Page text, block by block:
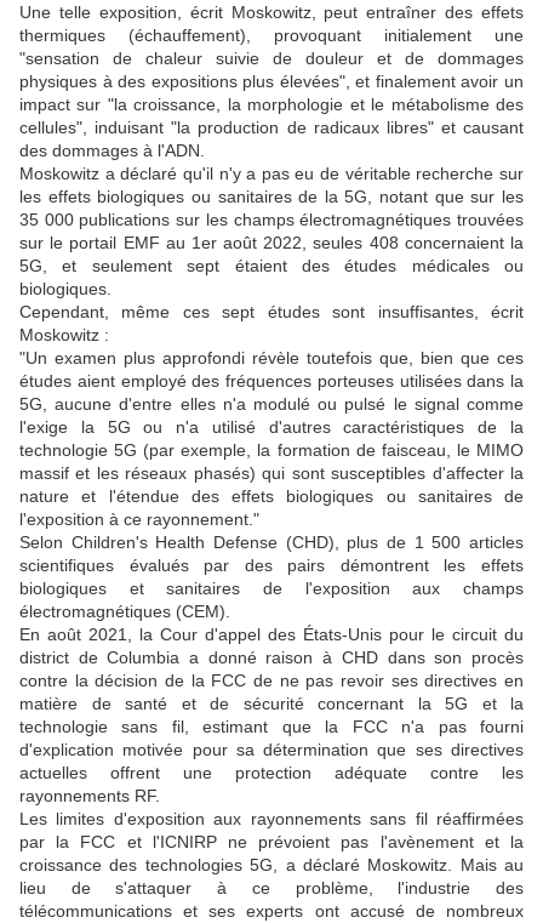
Une telle exposition, écrit Moskowitz, peut entraîner des effets
thermiques (échauffement), provoquant initialement une
"sensation de chaleur suivie de douleur et de dommages
physiques à des expositions plus élevées", et finalement avoir un
impact sur "la croissance, la morphologie et le métabolisme des
cellules", induisant "la production de radicaux libres" et causant
des dommages à l'ADN.
Moskowitz a déclaré qu'il n'y a pas eu de véritable recherche sur
les effets biologiques ou sanitaires de la 5G, notant que sur les
35 000 publications sur les champs électromagnétiques trouvées
sur le portail EMF au 1er août 2022, seules 408 concernaient la
5G, et seulement sept étaient des études médicales ou
biologiques.
Cependant, même ces sept études sont insuffisantes, écrit
Moskowitz :
"Un examen plus approfondi révèle toutefois que, bien que ces
études aient employé des fréquences porteuses utilisées dans la
5G, aucune d'entre elles n'a modulé ou pulsé le signal comme
l'exige la 5G ou n'a utilisé d'autres caractéristiques de la
technologie 5G (par exemple, la formation de faisceau, le MIMO
massif et les réseaux phasés) qui sont susceptibles d'affecter la
nature et l'étendue des effets biologiques ou sanitaires de
l'exposition à ce rayonnement."
Selon Children's Health Defense (CHD), plus de 1 500 articles
scientifiques évalués par des pairs démontrent les effets
biologiques et sanitaires de l'exposition aux champs
électromagnétiques (CEM).
En août 2021, la Cour d'appel des États-Unis pour le circuit du
district de Columbia a donné raison à CHD dans son procès
contre la décision de la FCC de ne pas revoir ses directives en
matière de santé et de sécurité concernant la 5G et la
technologie sans fil, estimant que la FCC n'a pas fourni
d'explication motivée pour sa détermination que ses directives
actuelles offrent une protection adéquate contre les
rayonnements RF.
Les limites d'exposition aux rayonnements sans fil réaffirmées
par la FCC et l'ICNIRP ne prévoient pas l'avènement et la
croissance des technologies 5G, a déclaré Moskowitz. Mais au
lieu de s'attaquer à ce problème, l'industrie des
télécommunications et ses experts ont accusé de nombreux